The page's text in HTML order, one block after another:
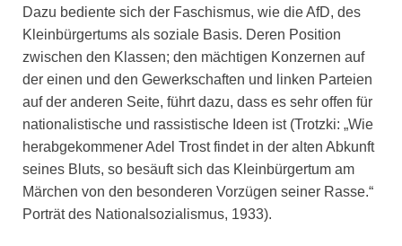
Dazu bediente sich der Faschismus, wie die AfD, des
Kleinbürgertums als soziale Basis. Deren Position
zwischen den Klassen; den mächtigen Konzernen auf
der einen und den Gewerkschaften und linken Parteien
auf der anderen Seite, führt dazu, dass es sehr offen für
nationalistische und rassistische Ideen ist (Trotzki: „Wie
herabgekommener Adel Trost findet in der alten Abkunft
seines Bluts, so besäuft sich das Kleinbürgertum am
Märchen von den besonderen Vorzügen seiner Rasse.“
Porträt des Nationalsozialismus, 1933).